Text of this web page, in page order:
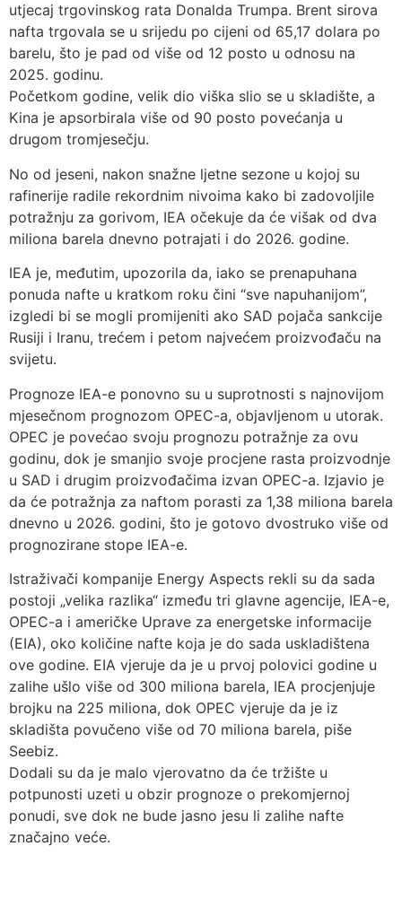
utjecaj trgovinskog rata Donalda Trumpa. Brent sirova
nafta trgovala se u srijedu po cijeni od 65,17 dolara po
barelu, što je pad od više od 12 posto u odnosu na
2025. godinu.
Početkom godine, velik dio viška slio se u skladište, a
Kina je apsorbirala više od 90 posto povećanja u
drugom tromjesečju.
No od jeseni, nakon snažne ljetne sezone u kojoj su
rafinerije radile rekordnim nivoima kako bi zadovoljile
potražnju za gorivom, IEA očekuje da će višak od dva
miliona barela dnevno potrajati i do 2026. godine.
IEA je, međutim, upozorila da, iako se prenapuhana
ponuda nafte u kratkom roku čini “sve napuhanijom”,
izgledi bi se mogli promijeniti ako SAD pojača sankcije
Rusiji i Iranu, trećem i petom najvećem proizvođaču na
svijetu.
Prognoze IEA-e ponovno su u suprotnosti s najnovijom
mjesečnom prognozom OPEC-a, objavljenom u utorak.
OPEC je povećao svoju prognozu potražnje za ovu
godinu, dok je smanjio svoje procjene rasta proizvodnje
u SAD i drugim proizvođačima izvan OPEC-a. Izjavio je
da će potražnja za naftom porasti za 1,38 miliona barela
dnevno u 2026. godini, što je gotovo dvostruko više od
prognozirane stope IEA-e.
Istraživači kompanije Energy Aspects rekli su da sada
postoji „velika razlika“ između tri glavne agencije, IEA-e,
OPEC-a i američke Uprave za energetske informacije
(EIA), oko količine nafte koja je do sada uskladištena
ove godine. EIA vjeruje da je u prvoj polovici godine u
zalihe ušlo više od 300 miliona barela, IEA procjenjuje
brojku na 225 miliona, dok OPEC vjeruje da je iz
skladišta povučeno više od 70 miliona barela, piše
Seebiz.
Dodali su da je malo vjerovatno da će tržište u
potpunosti uzeti u obzir prognoze o prekomjernoj
ponudi, sve dok ne bude jasno jesu li zalihe nafte
značajno veće.